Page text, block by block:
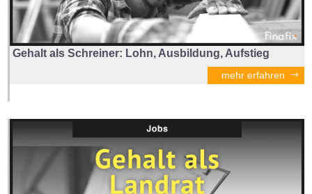
Gehalt als Schreiner: Lohn, Ausbildung, Aufstieg
mehr erfahren